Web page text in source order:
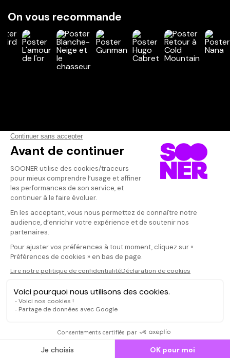
On vous recommande
Vos avis
Donnez votre avis
Votre note
Votre commentaire
Il faut vous connecter pour
publier un avis
CONNEXION